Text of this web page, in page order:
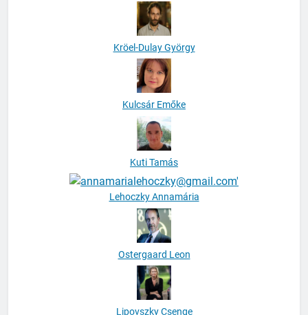
Kröel-Dulay György
Kulcsár Emőke
Kuti Tamás
Lehoczky Annamária
Ostergaard Leon
Lipovszky Csenge